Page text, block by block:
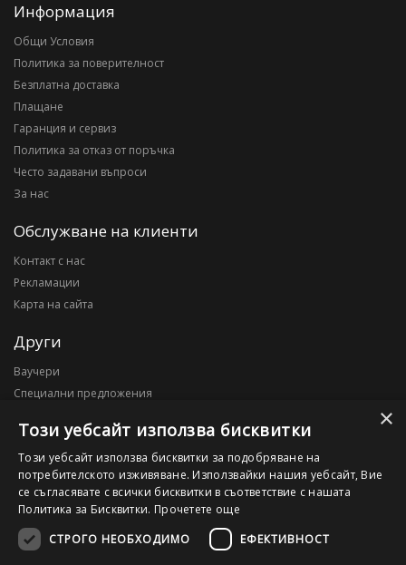
Информация
Общи Условия
Политика за поверителност
Безплатна доставка
Плащане
Гаранция и сервиз
Политика за отказ от поръчка
Често задавани въпроси
За нас
Обслужване на клиенти
Контакт с нас
Рекламации
Карта на сайта
Други
Ваучери
Специални предложения
Моят профил
Моят профил
История на поръчките
Желани продукти
×
Този уебсайт използва бисквитки
Този уебсайт използва бисквитки за подобряване на
потребителското изживяване. Използвайки нашия уебсайт, Вие
се съгласявате с всички бисквитки в съответствие с нашата
Политика за Бисквитки. Прочетете още
СТРОГО НЕОБХОДИМО
ЕФЕКТИВНОСТ